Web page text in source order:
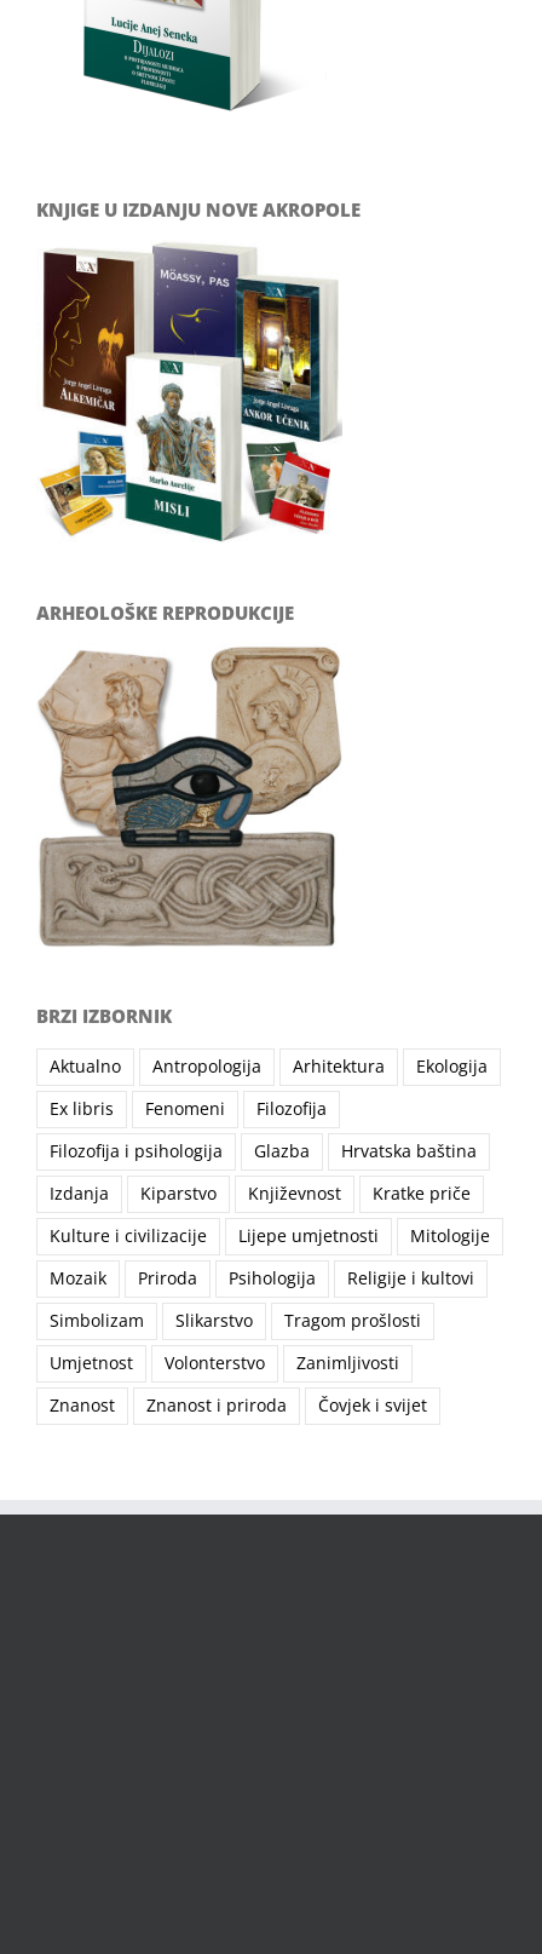
KNJIGE U IZDANJU NOVE AKROPOLE
ARHEOLOŠKE REPRODUKCIJE
BRZI IZBORNIK
Aktualno Antropologija Arhitektura
Ekologija
Ex libris
Fenomeni
Filozofija
Filozofija i psihologija
Glazba
Hrvatska baština
Izdanja
Kiparstvo Književnost
Kratke priče
Kulture i civilizacije
Lijepe umjetnosti
Mitologije
Mozaik
Priroda Psihologija
Religije i kultovi
Simbolizam
Slikarstvo
Tragom prošlosti
Umjetnost
Volonterstvo
Zanimljivosti
Znanost
Znanost i priroda Čovjek i svijet